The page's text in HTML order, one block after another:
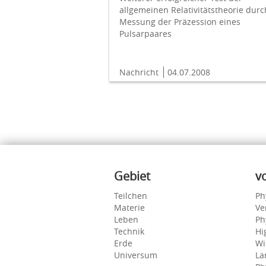
allgemeinen Relativitätstheorie
Messung der Präzession eines
Pulsarpaares
Nachricht 04.07.2008
Inhalte
Gebiet
Teilchen
Materie
Leben
Technik
Erde
Universum